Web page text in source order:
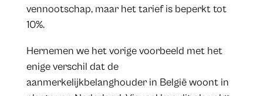
vennootschap, maar het tarief is beperkt tot
10%.
Hernemen we het vorige voorbeeld met het
enige verschil dat de
aanmerkelijkbelanghouder in België woont in